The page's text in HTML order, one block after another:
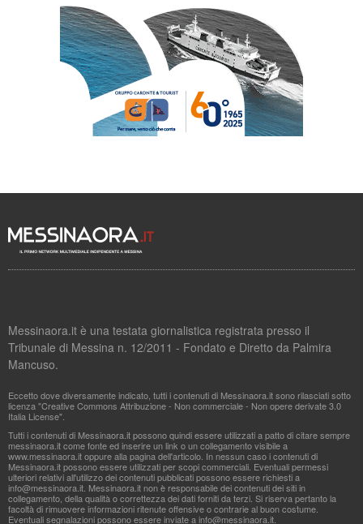
Messinaora.it è una testata giornalistica registrata presso il
Tribunale di Messina n. 12/2011 - Fondato e Diretto da Palmira
Mancuso.
Eccetto dove diversamente indicato, tutti i contenuti di Messinaora.it sono rilasciati sotto
licenza "Creative Commons Attribuzione - Non commerciale - Non opere derivate 3.0
Italia License".
Tutti i contenuti di Messinaora.it possono quindi essere utilizzati a patto di citare sempre
messinaora.it come fonte ed inserire un link o un collegamento visibile a
www.messinaora.it oppure alla pagina dell'articolo. In nessun caso i contenuti di
Messinaora.it possono essere utilizzati per scopi commerciali. Eventuali permessi
ulteriori relativi all'utilizzo dei contenuti pubblicati possono essere richiesti a
info@messinaora.it . Messinaora.it non è responsabile dei contenuti dei siti in
collegamento, della qualità o correttezza dei dati forniti da terzi. Si riserva pertanto la
facoltà di rimuovere informazioni ritenute offensive o contrarie al buon costume.
Eventuali segnalazioni possono essere inviate ainfo@messinaora.it